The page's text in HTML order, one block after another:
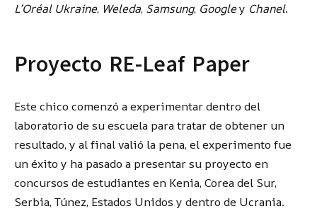
L’Oréal Ukraine, Weleda, Samsung, Googley Chanel.
Proyecto RE-Leaf Paper
Este chico comenzó a experimentar dentro del
laboratorio de su escuela para tratar de obtener un
resultado, y al final valió la pena, el experimento fue
un éxito y ha pasado a presentar su proyecto en
concursos de estudiantes en Kenia, Corea del Sur,
Serbia, Túnez, Estados Unidos y dentro de Ucrania.